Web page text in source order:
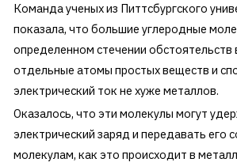
Команда ученых из Питтсбургского
показала, что большие углеродные
определенном стечении обстоятельств
отдельные атомы простых веществ и
электрический ток не хуже металлов.
Оказалось, что эти молекулы могут
электрический заряд и передавать его
молекулам, как это происходит в